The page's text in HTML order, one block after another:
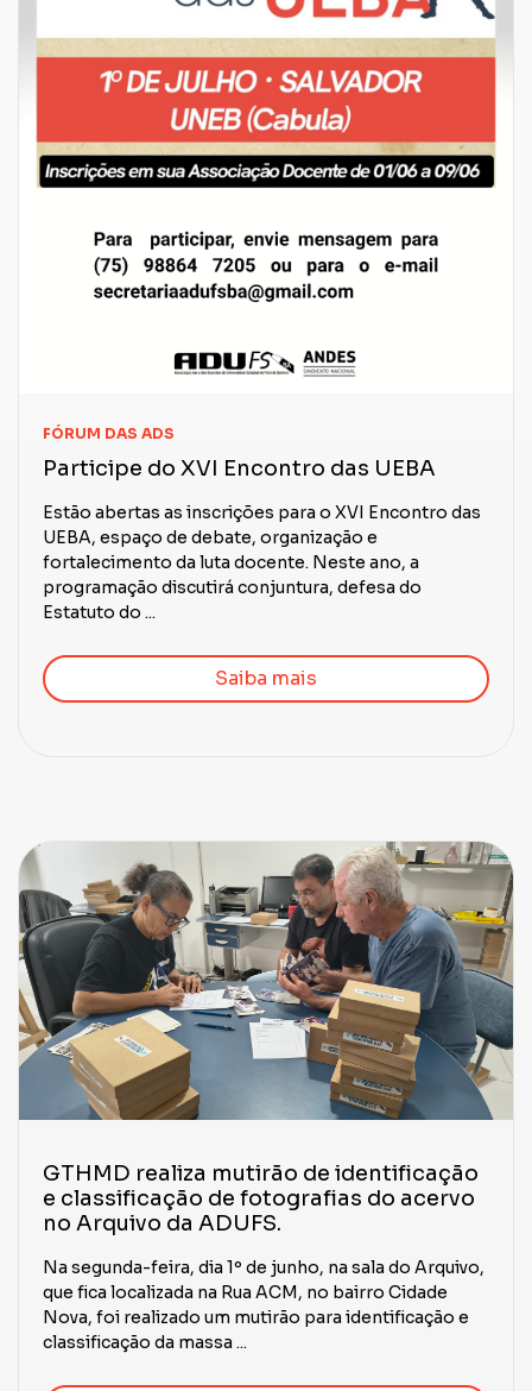
FÓRUM DAS ADS
Participe do XVI Encontro das UEBA
Estão abertas as inscrições para o XVI Encontro das
UEBA, espaço de debate, organização e
fortalecimento da luta docente. Neste ano, a
programação discutirá conjuntura, defesa do
Estatuto do ...
Saiba mais
GTHMD realiza mutirão de identificação
e classificação de fotografias do acervo
no Arquivo da ADUFS.
Na segunda-feira, dia 1º de junho, na sala do Arquivo,
que fica localizada na Rua ACM, no bairro Cidade
Nova, foi realizado um mutirão para identificação e
classificação da massa ...